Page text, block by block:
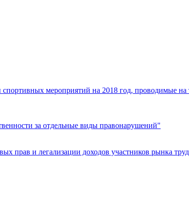
мероприятий на 2018 год, проводимые
за отдельные виды правонарушений"
прав и легализации доходов участников рынка